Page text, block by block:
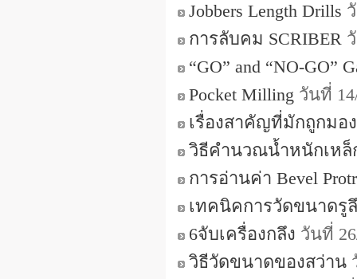
Jobbers Length Drills
การลับคม SCRIBER
“GO” and “NO-GO”
Pocket Milling วันที่
เรื่องสาคัญที่มักถูกมอ
วิธีคำนวณน้ำหนักเหล็
การอ่านค่า Bevel
เทคนิคการวัดขนาดรู
6จับเครื่องกลึง วันที่
วิธีวัดขนาดของสว่าน